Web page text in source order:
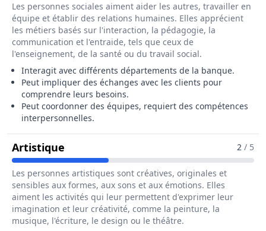
Les personnes sociales aiment aider les autres, travailler en
équipe et établir des relations humaines. Elles apprécient
les métiers basés sur l'interaction, la pédagogie, la
communication et l'entraide, tels que ceux de
l'enseignement, de la santé ou du travail social.
Interagit avec différents départements de la banque.
Peut impliquer des échanges avec les clients pour
comprendre leurs besoins.
Peut coordonner des équipes, requiert des compétences
interpersonnelles.
Artistique Pour Le Métier De Gestionnaire De
2 / 5
Les personnes artistiques sont créatives, originales et
sensibles aux formes, aux sons et aux émotions. Elles
aiment les activités qui leur permettent d'exprimer leur
imagination et leur créativité, comme la peinture, la
musique, l'écriture, le design ou le théâtre.